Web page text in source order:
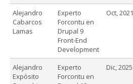
Alejandro
Cabarcos
Lamas
Experto
Forcontu en
Drupal 9
Front-End
Development
Oct, 2021
Alejandro
Expósito
Experto
Forcontu en
Dic, 2025